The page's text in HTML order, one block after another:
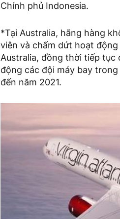
Chính phủ Indonesia.
*Tại Australia, hãng hàng
viên và chấm dứt hoạt
Australia, đồng thời tiếp
động các đội máy bay
đến năm 2021.